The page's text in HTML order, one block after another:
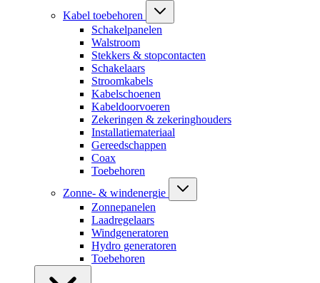
Kabel toebehoren
Schakelpanelen
Walstroom
Stekkers & stopcontacten
Schakelaars
Stroomkabels
Kabelschoenen
Kabeldoorvoeren
Zekeringen & zekeringhouders
Installatiemateriaal
Gereedschappen
Coax
Toebehoren
Zonne- & windenergie
Zonnepanelen
Laadregelaars
Windgeneratoren
Hydro generatoren
Toebehoren